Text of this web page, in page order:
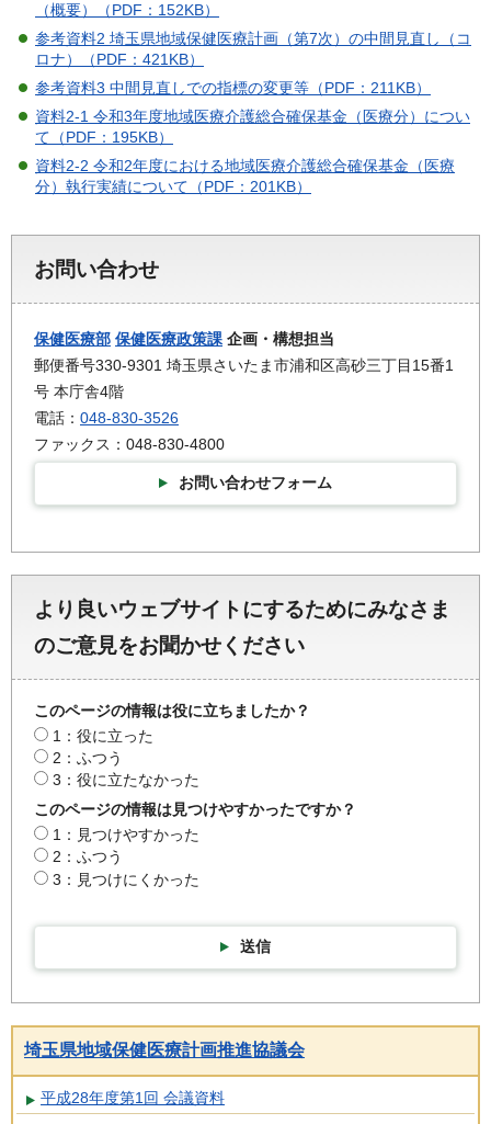
（概要）（PDF：152KB）
参考資料2 埼玉県地域保健医療計画（第7次）の中間見直し（コ
ロナ）（PDF：421KB）
参考資料3 中間見直しでの指標の変更等（PDF：211KB）
資料2-1 令和3年度地域医療介護総合確保基金（医療分）につい
て（PDF：195KB）
資料2-2 令和2年度における地域医療介護総合確保基金（医療
分）執行実績について（PDF：201KB）
お問い合わせ
保健医療部 保健医療政策課 企画・構想担当
郵便番号330-9301 埼玉県さいたま市浦和区高砂三丁目15番1
号 本庁舎4階
電話： 048-830-3526
ファックス：048-830-4800
お問い合わせフォーム
より良いウェブサイトにするためにみなさま
のご意見をお聞かせください
このページの情報は役に立ちましたか？
1：役に立った
2：ふつう
3：役に立たなかった
このページの情報は見つけやすかったですか？
1：見つけやすかった
2：ふつう
3：見つけにくかった
送信
埼玉県地域保健医療計画推進協議会
平成28年度第1回 会議資料